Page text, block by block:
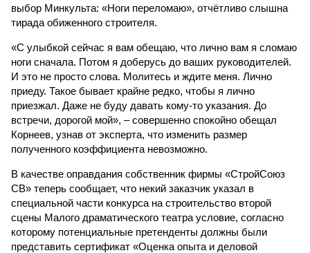
выбор Минкульта: «Ноги переломаю», отчётливо слышна
тирада обиженного строителя.
«C улыбкой сейчас я вам обещаю, что лично вам я сломаю
ноги сначала. Потом я доберусь до ваших руководителей.
И это не просто слова. Молитесь и ждите меня. Лично
приеду. Такое бывает крайне редко, чтобы я лично
приезжал. Даже не буду давать кому-то указания. До
встречи, дорогой мой», – совершенно спокойно обещал
Корнеев, узнав от эксперта, что изменить размер
полученного коэффициента невозможно.
В качестве оправдания собственник фирмы «СтройСоюз
СВ» теперь сообщает, что некий заказчик указал в
специальной части конкурса на строительство второй
сцены Малого драматического театра условие, согласно
которому потенциальные претенденты должны были
представить сертификат «Оценка опыта и деловой